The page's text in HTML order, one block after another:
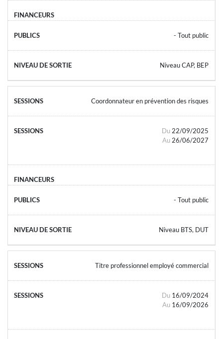
- Tout public
Niveau CAP, BEP
Coordonnateur en prévention des risques
Du 22/09/2025
Au 26/06/2027
- Tout public
Niveau BTS, DUT
Titre professionnel employé commercial
Du 16/09/2024
Au 16/09/2026